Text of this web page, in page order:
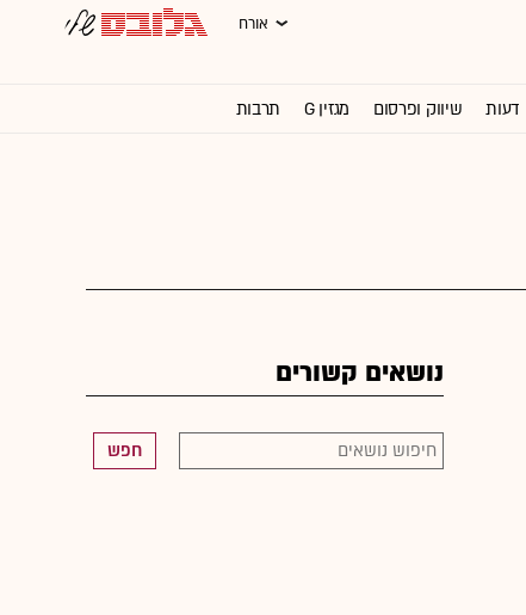
אורח
דעות שיווק ופרסום מגזין G תרבות
נושאים קשורים
חפש